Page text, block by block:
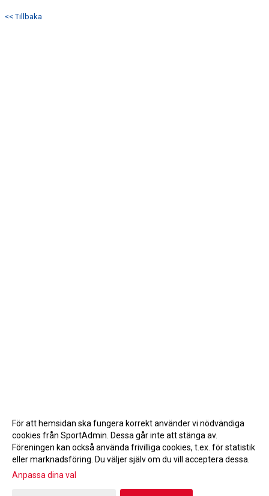
<< Tillbaka
Gå till Webbversion
För att hemsidan ska fungera korrekt använder vi nödvändiga
cookies från SportAdmin. Dessa går inte att stänga av.
Föreningen kan också använda frivilliga cookies, t.ex. för statistik
eller marknadsföring. Du väljer själv om du vill acceptera dessa.
Anpassa dina val